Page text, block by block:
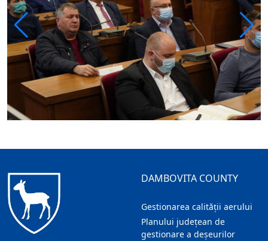
DAMBOVITA COUNTY
Gestionarea calității aerului
Planului județean de
gestionare a deșeurilor